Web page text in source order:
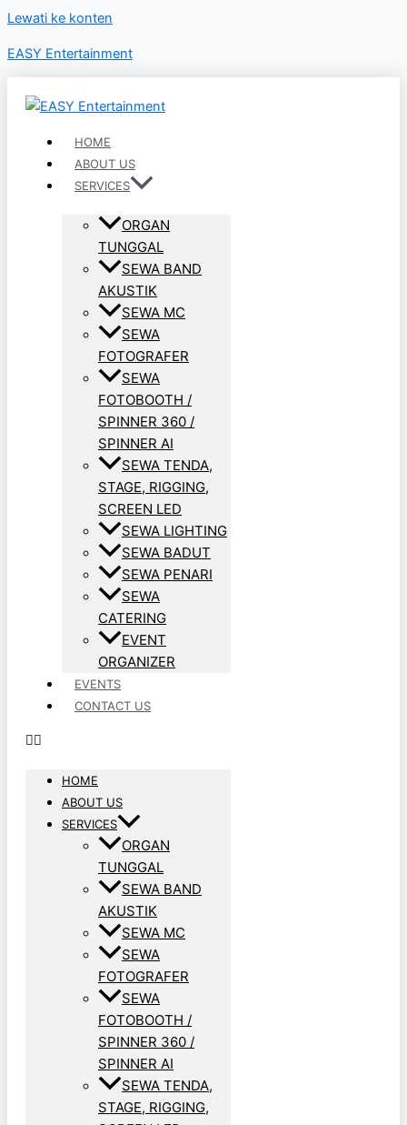
Lewati ke konten
EASY Entertainment
HOME
ABOUT US
SERVICES
ORGAN
TUNGGAL
SEWA BAND
AKUSTIK
SEWA MC
SEWA
FOTOGRAFER
SEWA
FOTOBOOTH /
SPINNER 360 /
SPINNER AI
SEWA TENDA,
STAGE, RIGGING,
SCREEN LED
SEWA LIGHTING
SEWA BADUT
SEWA PENARI
SEWA
CATERING
EVENT
ORGANIZER
EVENTS
CONTACT US
HOME
ABOUT US
SERVICES
ORGAN
TUNGGAL
SEWA BAND
AKUSTIK
SEWA MC
SEWA
FOTOGRAFER
SEWA
FOTOBOOTH /
SPINNER 360 /
SPINNER AI
SEWA TENDA,
STAGE, RIGGING,